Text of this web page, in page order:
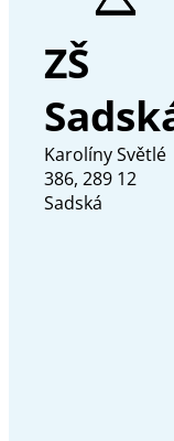
ZŠ
Karolíny Světlé
386, 289 12
Sadská